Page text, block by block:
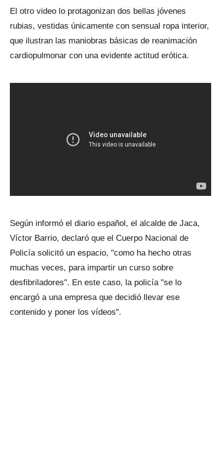
El otro video lo protagonizan dos bellas jóvenes
rubias, vestidas únicamente con sensual ropa interior,
que ilustran las maniobras básicas de reanimación
cardiopulmonar con una evidente actitud erótica.
Según informó el diario español, el alcalde de Jaca,
Víctor Barrio, declaró que el Cuerpo Nacional de
Policía solicitó un espacio, "como ha hecho otras
muchas veces, para impartir un curso sobre
desfibriladores". En este caso, la policía "se lo
encargó a una empresa que decidió llevar ese
contenido y poner los vídeos".